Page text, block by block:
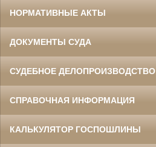
НОРМАТИВНЫЕ АКТЫ
ДОКУМЕНТЫ СУДА
СУДЕБНОЕ ДЕЛОПРОИЗВОДСТВО
СПРАВОЧНАЯ ИНФОРМАЦИЯ
КАЛЬКУЛЯТОР ГОСПОШЛИНЫ